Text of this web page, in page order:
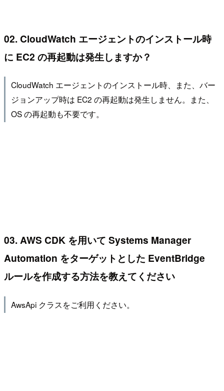
02. CloudWatch エージェントのインストール時
に EC2 の再起動は発生しますか？
CloudWatch エージェントのインストール時、また、バー
ジョンアップ時は EC2 の再起動は発生しません。また、
OS の再起動も不要です。
03. AWS CDK を用いて Systems Manager
Automation をターゲットとした EventBridge
ルールを作成する方法を教えてください
AwsApi クラスをご利用ください。